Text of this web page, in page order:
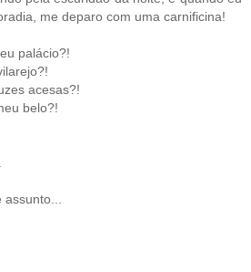
me deparo com uma carnificina!
palácio?!
acesas?!
belo?!
assunto...